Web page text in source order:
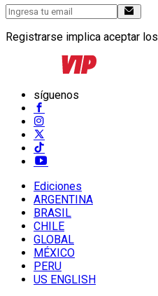
Registrarse implica aceptar los
síguenos
Ediciones
ARGENTINA
BRASIL
CHILE
GLOBAL
MÉXICO
PERU
US ENGLISH